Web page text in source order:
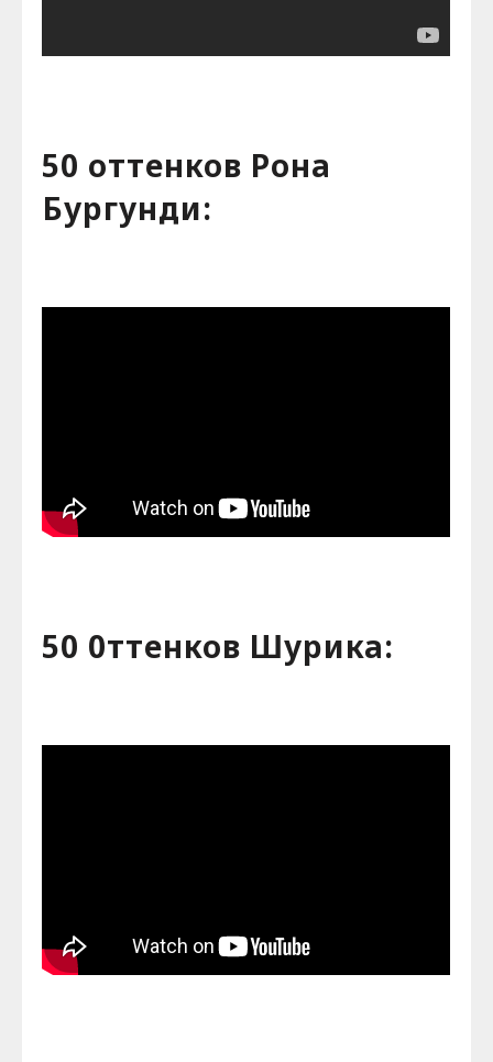
50 оттенков Рона
Бургунди:
50 0ттенков Шурика: